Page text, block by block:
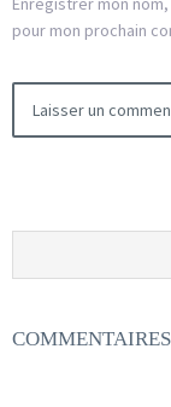
pour mon prochain